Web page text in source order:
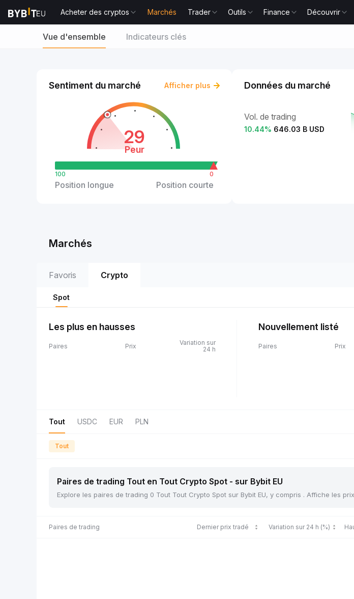
Acheter des cryptos Marchés Trader Outils Finance Découvrir
Vue d'ensemble Indicateurs clés
Sentiment du marché Afficher plus
29
Peur
100
Position longue
0
Position courte
Données du marché
Vol. de trading
10.44% 646.03 B USD
Marchés
Favoris Crypto
Spot
Les plus en hausses
Paires Prix
Variation sur
24 h
Nouvellement listé
Paires Prix
Tout USDC EUR PLN
Tout
Paires de trading Tout en Tout Crypto Spot - sur Bybit EU
Explore les paires de trading 0 Tout Tout Crypto Spot sur Bybit EU, y compris . Affiche les
Paires de trading Dernier prix tradé Variation sur 24 h (%)